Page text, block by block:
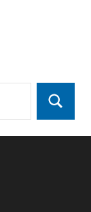
Suchen